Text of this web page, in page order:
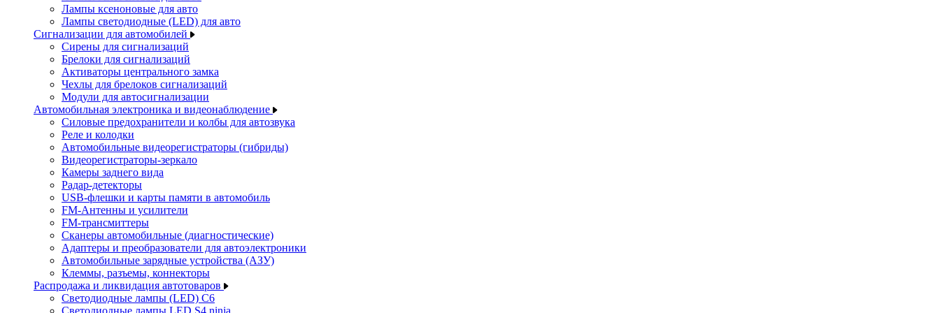
Лампы ксеноновые для авто
Лампы светодиодные (LED) для авто
Сигнализации для автомобилей
Сирены для сигнализаций
Брелоки для сигнализаций
Активаторы центрального замка
Чехлы для брелоков сигнализаций
Модули для автосигнализации
Автомобильная электроника и видеонаблюдение
Силовые предохранители и колбы для автозвука
Реле и колодки
Автомобильные видеорегистраторы (гибриды)
Видеорегистраторы-зеркало
Камеры заднего вида
Радар-детекторы
USB-флешки и карты памяти в автомобиль
FM-Антенны и усилители
FM-трансмиттеры
Сканеры автомобильные (диагностические)
Адаптеры и преобразователи для автоэлектроники
Автомобильные зарядные устройства (АЗУ)
Клеммы, разъемы, коннекторы
Распродажа и ликвидация автотоваров
Светодиодные лампы (LED) C6
Светодиодные лампы LED S4 ninja